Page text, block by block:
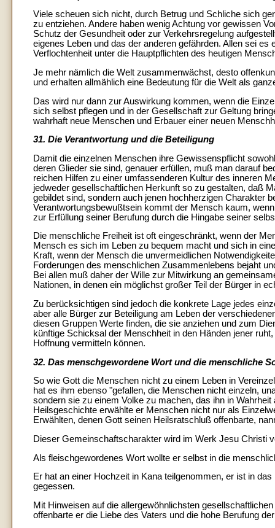
Viele scheuen sich nicht, durch Betrug und Schliche sich
zu entziehen. Andere haben wenig Achtung vor gewissen
Schutz der Gesundheit oder zur Verkehrsregelung
eigenes Leben und das der anderen gefährden. Allen sei
Verflochtenheit unter die Hauptpflichten des heutigen
Je mehr nämlich die Welt zusammenwächst, desto
und erhalten allmählich eine Bedeutung für die Welt als
Das wird nur dann zur Auswirkung kommen, wenn die
sich selbst pflegen und in der Gesellschaft zur Geltung
wahrhaft neue Menschen und Erbauer einer neuen
31. Die Verantwortung und die Beteiligung
Damit die einzelnen Menschen ihre Gewissenspflicht
deren Glieder sie sind, genauer erfüllen, muß man darauf
reichen Hilfen zu einer umfassenderen Kultur des inneren
jedweder gesellschaftlichen Herkunft so zu gestalten, daß
gebildet sind, sondern auch jenen hochherzigen Charakter
Verantwortungsbewußtsein kommt der Mensch kaum,
zur Erfüllung seiner Berufung durch die Hingabe seiner
Die menschliche Freiheit ist oft eingeschränkt, wenn der
Mensch es sich im Leben zu bequem macht und sich in
Kraft, wenn der Mensch die unvermeidlichen
Forderungen des menschlichen Zusammenlebens bejaht
Bei allen muß daher der Wille zur Mitwirkung an
Nationen, in denen ein möglichst großer Teil der Bürger in
Zu berücksichtigen sind jedoch die konkrete Lage jedes
aber alle Bürger zur Beteiligung am Leben der
diesen Gruppen Werte finden, die sie anziehen und zum
künftige Schicksal der Menschheit in den Händen jener
Hoffnung vermitteln können.
32. Das menschgewordene Wort und die menschliche
So wie Gott die Menschen nicht zu einem Leben in
hat es ihm ebenso "gefallen, die Menschen nicht einzeln,
sondern sie zu einem Volke zu machen, das ihn in
Heilsgeschichte erwählte er Menschen nicht nur als
Erwählten, denen Gott seinen Heilsratschluß offenbarte,
Dieser Gemeinschaftscharakter wird im Werk Jesu Christi
Als fleischgewordenes Wort wollte er selbst in die
Er hat an einer Hochzeit in Kana teilgenommen, er ist in
gegessen.
Mit Hinweisen auf die allergewöhnlichsten
offenbarte er die Liebe des Vaters und die hohe Berufung